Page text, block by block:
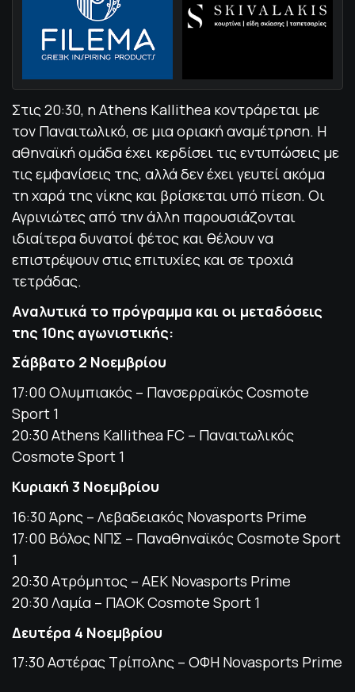
Στις 20:30, η Athens Kallithea κοντράρεται με
τον Παναιτωλικό, σε μια οριακή αναμέτρηση. Η
αθηναϊκή ομάδα έχει κερδίσει τις εντυπώσεις με
τις εμφανίσεις της, αλλά δεν έχει γευτεί ακόμα
τη χαρά της νίκης και βρίσκεται υπό πίεση. Οι
Αγρινιώτες από την άλλη παρουσιάζονται
ιδιαίτερα δυνατοί φέτος και θέλουν να
επιστρέψουν στις επιτυχίες και σε τροχιά
τετράδας.
Αναλυτικά το πρόγραμμα και οι μεταδόσεις
της 10ης αγωνιστικής:
Σάββατο 2 Νοεμβρίου
17:00 Ολυμπιακός – Πανσερραϊκός Cosmote
Sport 1
20:30 Athens Kallithea FC – Παναιτωλικός
Cosmote Sport 1
Κυριακή 3 Νοεμβρίου
16:30 Άρης – Λεβαδειακός Novasports Prime
17:00 Βόλος ΝΠΣ – Παναθηναϊκός Cosmote Sport
1
20:30 Ατρόμητος – ΑΕΚ Novasports Prime
20:30 Λαμία – ΠΑΟΚ Cosmote Sport 1
Δευτέρα 4 Νοεμβρίου
17:30 Αστέρας Τρίπολης – ΟΦΗ Novasports Prime